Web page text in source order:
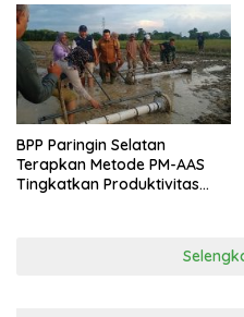
BPP Paringin Selatan
Terapkan Metode PM-AAS
Tingkatkan Produktivitas